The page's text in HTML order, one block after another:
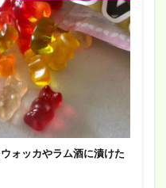
ォッカやラム酒に漬けた